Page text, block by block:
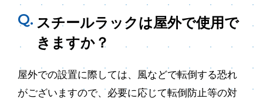
スチールラックは屋外で使用で
きますか？
屋外での設置に際しては、風などで転倒する恐れ
がございますので、必要に応じて転倒防止等の対